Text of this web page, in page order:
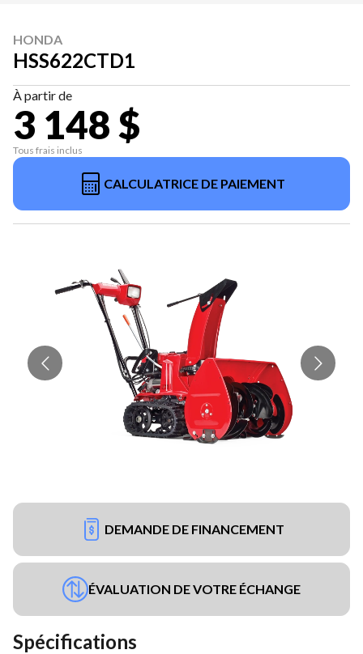
HONDA
HSS622CTD1
À partir de
3 148 $
Tous frais inclus
CALCULATRICE DE PAIEMENT
DEMANDE DE FINANCEMENT
ÉVALUATION DE VOTRE ÉCHANGE
Spécifications